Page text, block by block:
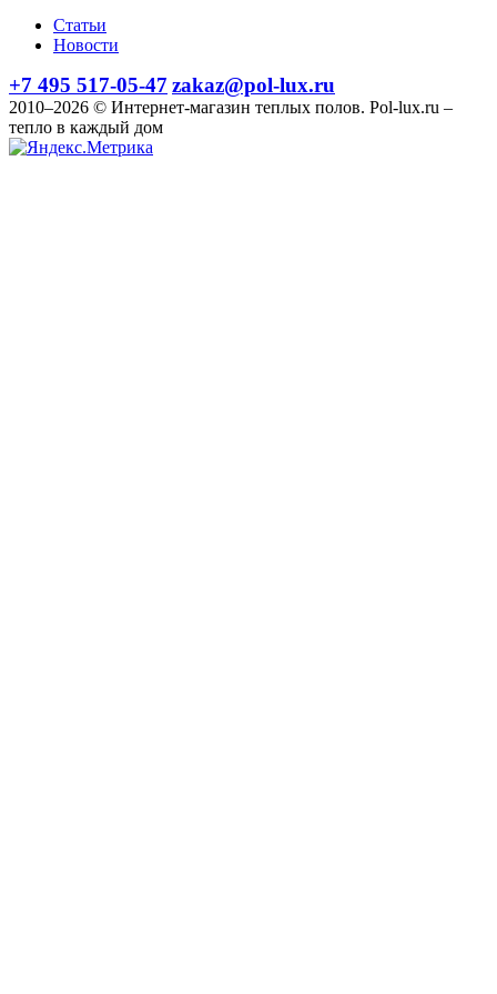
Статьи
Новости
+7 495 517-05-47 zakaz@pol-lux.ru
2010–2026 © Интернет-магазин теплых полов. Pol-lux.ru –
тепло в каждый дом